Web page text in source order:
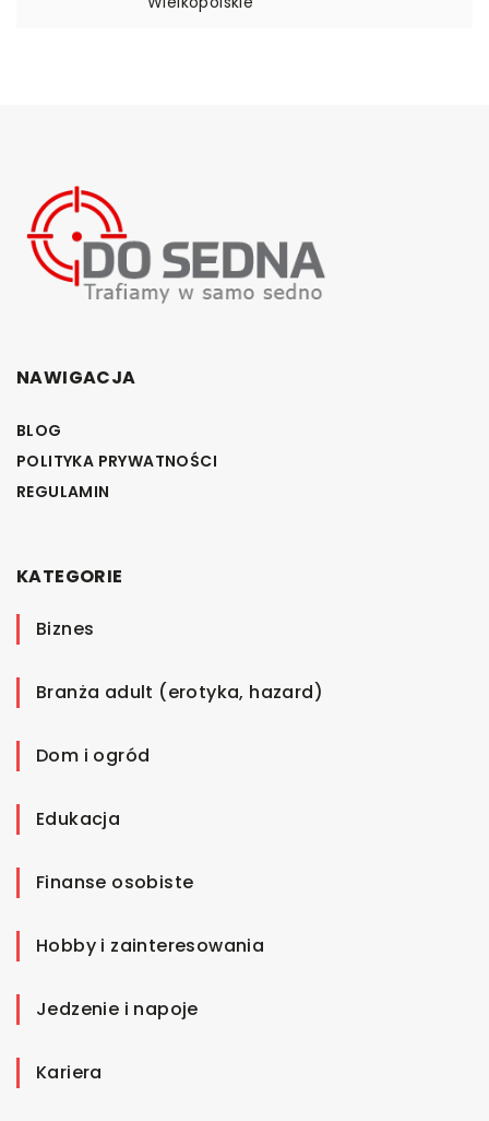
NAWIGACJA
BLOG
POLITYKA PRYWATNOŚCI
REGULAMIN
KATEGORIE
Biznes
Branża adult (erotyka, hazard)
Dom i ogród
Edukacja
Finanse osobiste
Hobby i zainteresowania
Jedzenie i napoje
Kariera